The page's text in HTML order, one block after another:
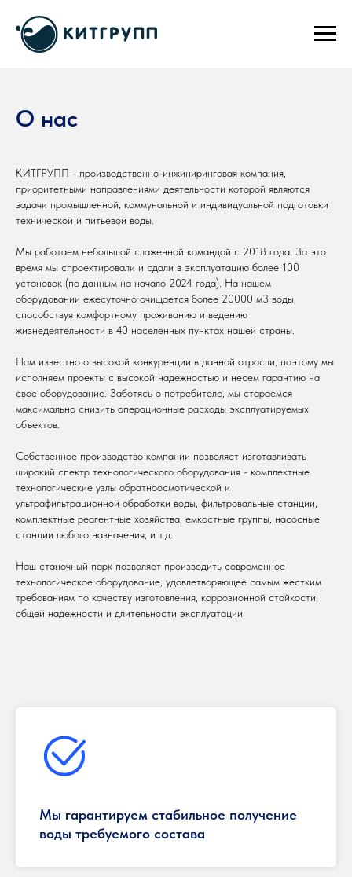
О нас
КИТГРУПП - производственно-инжиниринговая компания,
приоритетными направлениями деятельности которой являются
задачи промышленной, коммунальной и индивидуальной подготовки
технической и питьевой воды.
Мы работаем небольшой слаженной командой с 2018 года. За это
время мы спроектировали и сдали в эксплуатацию более 100
установок (по данным на начало 2024 года). На нашем
оборудовании ежесуточно очищается более 20000 м3 воды,
способствуя комфортному проживанию и ведению
жизнедеятельности в 40 населенных пунктах нашей страны.
Нам известно о высокой конкуренции в данной отрасли, поэтому мы
исполняем проекты с высокой надежностью и несем гарантию на
свое оборудование. Заботясь о потребителе, мы стараемся
максимально снизить операционные расходы эксплуатируемых
объектов.
Собственное производство компании позволяет изготавливать
широкий спектр технологического оборудования - комплектные
технологические узлы обратноосмотической и
ультрафильтрационной обработки воды, фильтровальные станции,
комплектные реагентные хозяйства, емкостные группы, насосные
станции любого назначения, и т.д.
Наш станочный парк позволяет производить современное
технологическое оборудование, удовлетворяющее самым жестким
требованиям по качеству изготовления, коррозионной стойкости,
общей надежности и длительности эксплуатации.
Мы гарантируем стабильное получение
воды требуемого состава